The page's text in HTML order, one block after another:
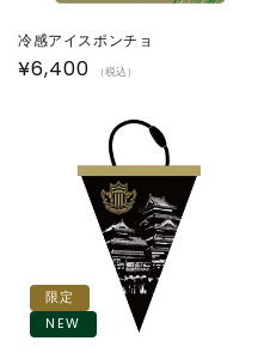
冷感アイスポンチョ
通
¥6,400 （税込）
限定
NEW